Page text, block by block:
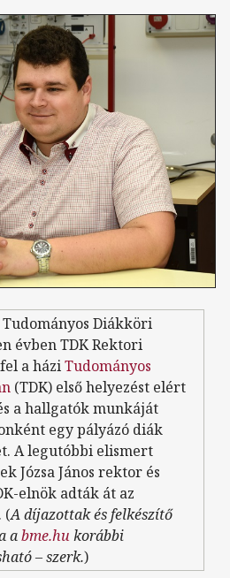
Diákköri
évben TDK Rektori
a háziTudományos
(TDK) első helyezést elért
a hallgatók munkáját
egy pályázó diák
A legutóbbi elismert
Józsa János rektor és
elnök adták át az
(A díjazottak és felkészítő
abme.hu korábbi
– szerk.)